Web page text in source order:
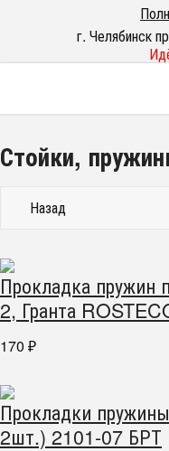
г. Челябинск
Стойки,
Назад
Прокладка пружин
2, Гранта
170 ₽
Прокладки
2шт.) 2101-07 БРТ